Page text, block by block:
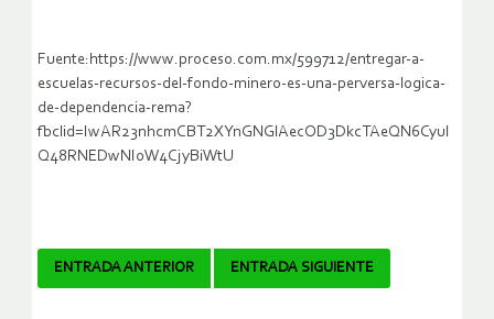
Fuente:https://www.proceso.com.mx/599712/entregar-a-
escuelas-recursos-del-fondo-minero-es-una-perversa-logica-
de-dependencia-rema?
fbclid=IwAR23nhcmCBT2XYnGNGlAecOD3DkcTAeQN6CyuI
Q48RNEDwNI0W4CjyBiWtU
Navegador
ENTRADA ANTERIOR ENTRADA SIGUIENTE